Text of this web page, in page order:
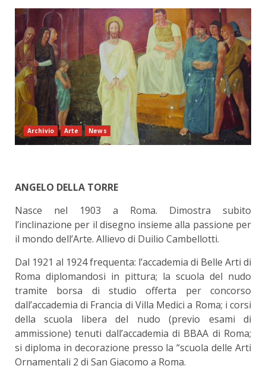
Archivio Arte News
ANGELO DELLA TORRE
Nasce nel 1903 a Roma. Dimostra subito
l’inclinazione per il disegno insieme alla passione per
il mondo dell’Arte. Allievo di Duilio Cambellotti.
Dal 1921 al 1924 frequenta: l’accademia di Belle Arti di
Roma diplomandosi in pittura; la scuola del nudo
tramite borsa di studio offerta per concorso
dall’accademia di Francia di Villa Medici a Roma; i corsi
della scuola libera del nudo (previo esami di
ammissione) tenuti dall’accademia di BBAA di Roma;
si diploma in decorazione presso la “scuola delle Arti
Ornamentali 2 di San Giacomo a Roma.